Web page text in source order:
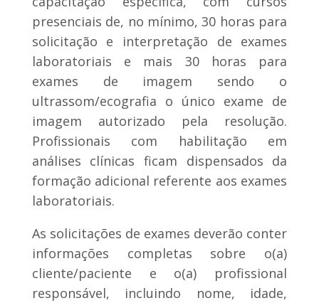
presenciais de, no mínimo, 30 horas para
solicitação e interpretação de exames
laboratoriais e mais 30 horas para
exames de imagem sendo o
ultrassom/ecografia o único exame de
imagem autorizado pela resolução.
Profissionais com habilitação em
análises clínicas ficam dispensados da
formação adicional referente aos exames
laboratoriais.
As solicitações de exames deverão conter
informações completas sobre o(a)
cliente/paciente e o(a) profissional
responsável, incluindo nome, idade,